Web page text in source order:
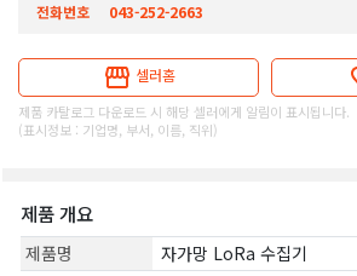
전화번호
043-252-2663
셀러홈
제품 카탈로그 다운로드 시 해당 셀러에게 알림이 표시됩니다.
(표시정보 : 기업명, 부서, 이름, 직위)
제품 개요
제품명 자가망 LoRa 수집기